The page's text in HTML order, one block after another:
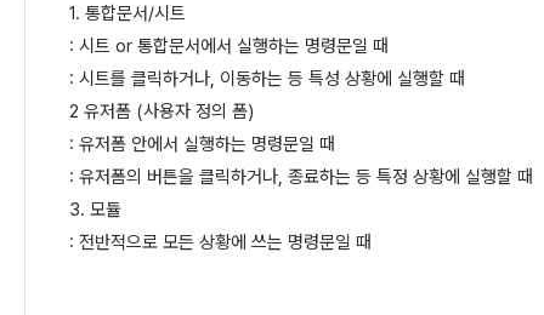
1. 통합문서/시트
: 시트 or 통합문서에서 실행하는 명령문일 때
: 시트를 클릭하거나, 이동하는 등 특성 상황에 실행할 때
2 유저폼 (사용자 정의 폼)
: 유저폼 안에서 실행하는 명령문일 때
: 유저폼의 버튼을 클릭하거나, 종료하는 등 특정 상황에 실행할 때
3. 모듈
: 전반적으로 모든 상황에 쓰는 명령문일 때